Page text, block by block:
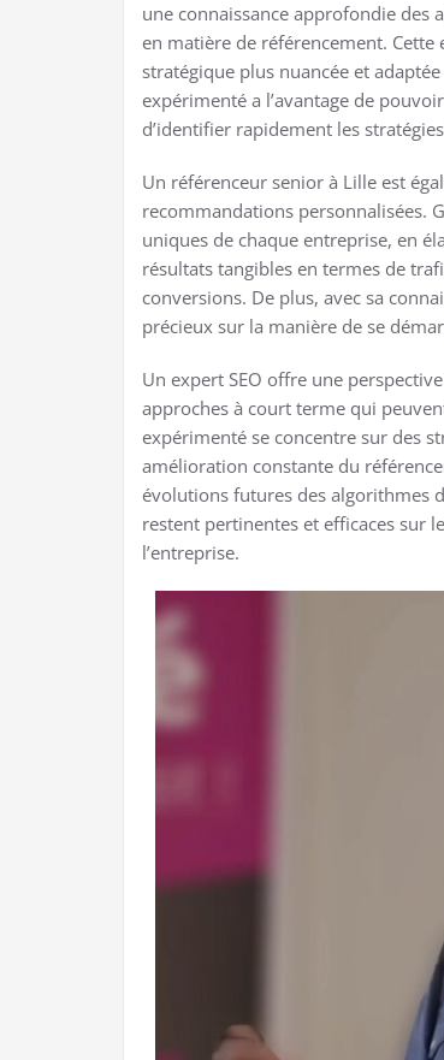
une connaissance approfondie des
en matière de référencement.
stratégique plus nuancée et
expérimenté a l’avantage de
d’identifier rapidement les
Un référenceur senior à Lille est
recommandations personnalisées.
uniques de chaque entreprise, en
résultats tangibles en termes de
conversions. De plus, avec sa
précieux sur la manière de se
Un expert SEO offre une
approches à court terme qui
expérimenté se concentre sur des
amélioration constante du
évolutions futures des algorithmes
restent pertinentes et efficaces sur
l’entreprise.